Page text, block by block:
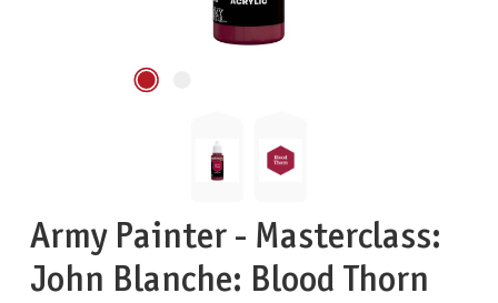
Army Painter - Masterclass:
John Blanche: Blood Thorn